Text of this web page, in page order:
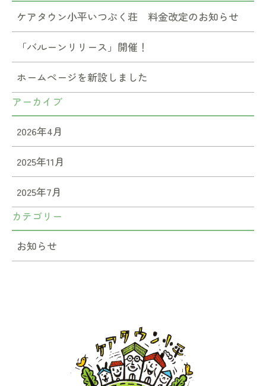
ケアタウン小平いつぷく荘 料金改定のお知らせ
「バルーンリリース」開催！
ホームぺージを新設しました
アーカイブ
2026年4月
2025年11月
2025年7月
カテゴリー
お知らせ